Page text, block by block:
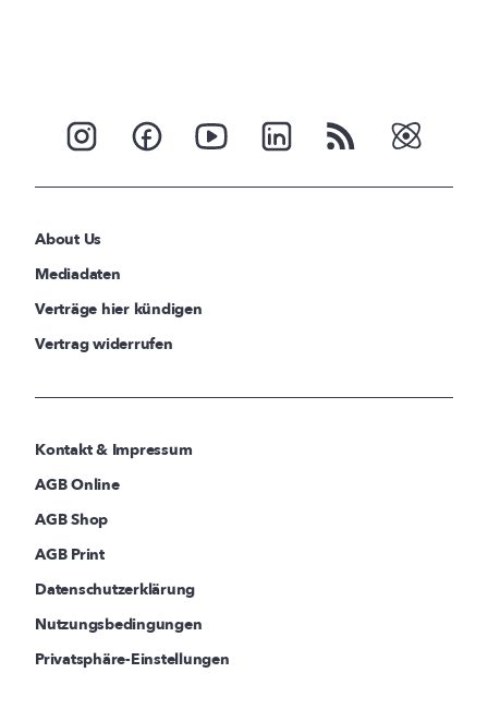
About Us
Mediadaten
Verträge hier kündigen
Vertrag widerrufen
Kontakt & Impressum
AGB Online
AGB Shop
AGB Print
Datenschutzerklärung
Nutzungsbedingungen
Privatsphäre-Einstellungen